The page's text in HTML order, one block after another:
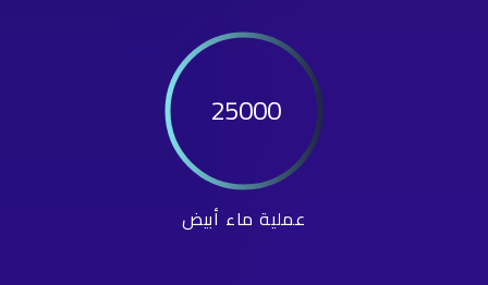
25000
عملية ماء أبيض